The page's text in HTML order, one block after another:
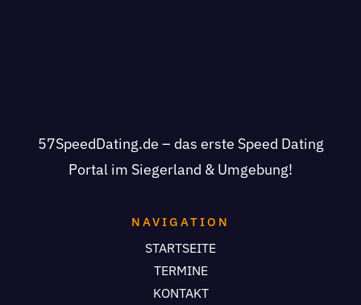
57SpeedDating.de – das erste Speed Dating
Portal im Siegerland & Umgebung!
NAVIGATION
STARTSEITE
TERMINE
KONTAKT